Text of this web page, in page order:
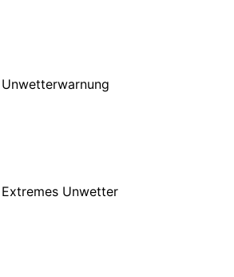
Unwetterwarnung
Extremes Unwetter